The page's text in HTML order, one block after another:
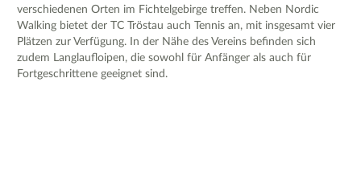
verschiedenen Orten im Fichtelgebirge treffen. Neben Nordic
Walking bietet der TC Tröstau auch Tennis an, mit insgesamt vier
Plätzen zur Verfügung. In der Nähe des Vereins befinden sich
zudem Langlaufloipen, die sowohl für Anfänger als auch für
Fortgeschrittene geeignet sind.